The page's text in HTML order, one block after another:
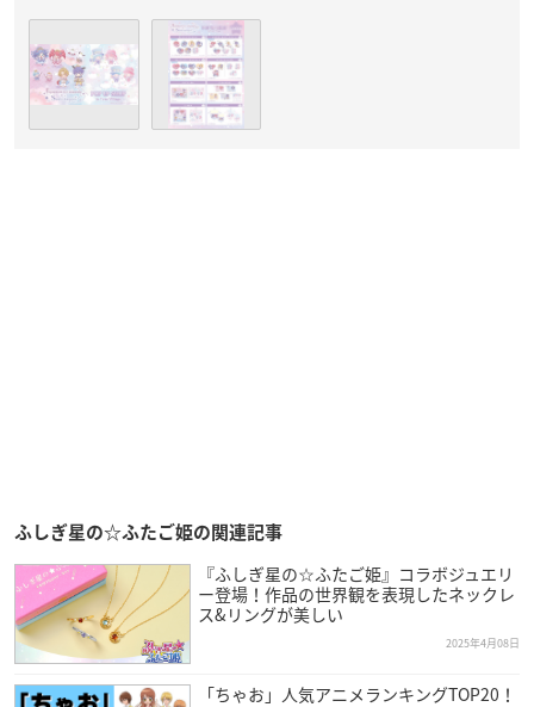
ふしぎ星の☆ふたご姫の関連記事
『ふしぎ星の☆ふたご姫』コラボジュエリ
ー登場！作品の世界観を表現したネックレ
ス&リングが美しい
2025年4月08日
「ちゃお」人気アニメランキングTOP20！